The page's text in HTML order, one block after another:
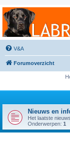
Labradorforum
Het gezelligste
V&A
Forumoverzicht
Nieuws en
Het laatste
Onderwerpen: 1